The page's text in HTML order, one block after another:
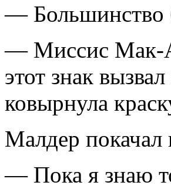
— Большинство
— Миссис Мак-
этот знак
ковырнула
Малдер покачал
— Пока я знаю